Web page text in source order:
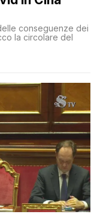
conseguenze dei
la circolare del